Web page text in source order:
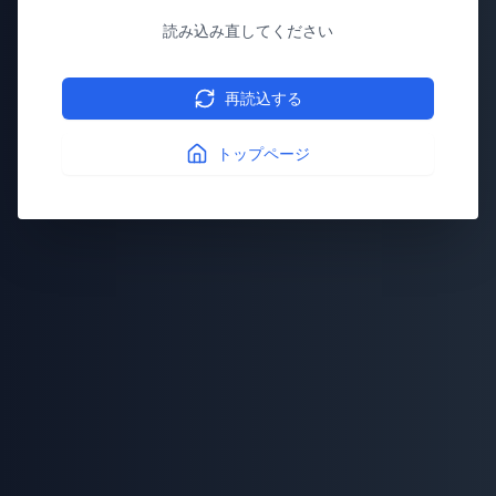
読み込み直してください
再読込する
トップページ